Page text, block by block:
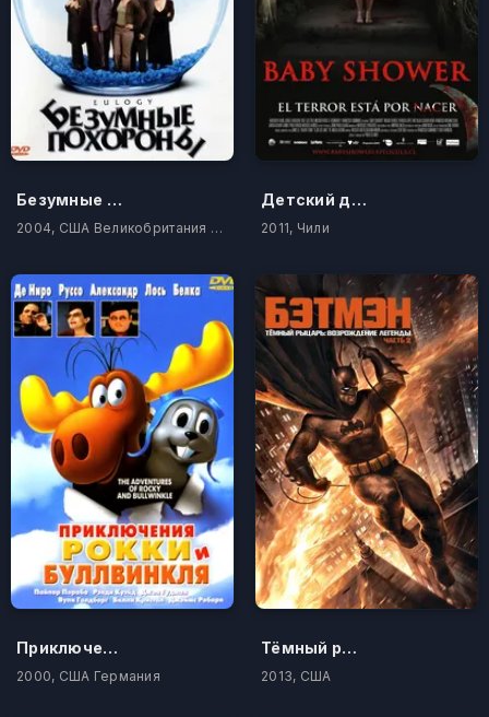
Безумные похороны
2004, США Великобритания Германия
Детский душ
2011, Чили
Приключения Рокки и Буллвинкля
2000, США Германия
Тёмный рыцарь: Возрождение легенды. Часть 2
2013, США